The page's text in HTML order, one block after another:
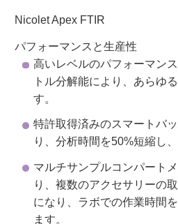
Nicolet Apex FTIR
パフォーマンスと生産性
高いレベルのパフォーマン
トル分解能により、あらゆ
す。
特許取得済みのスマートバ
り、分析時間を50%短縮し
マルチサンプルコンパート
り、複数のアクセサリーの
になり、ラボでの作業時間
ます。